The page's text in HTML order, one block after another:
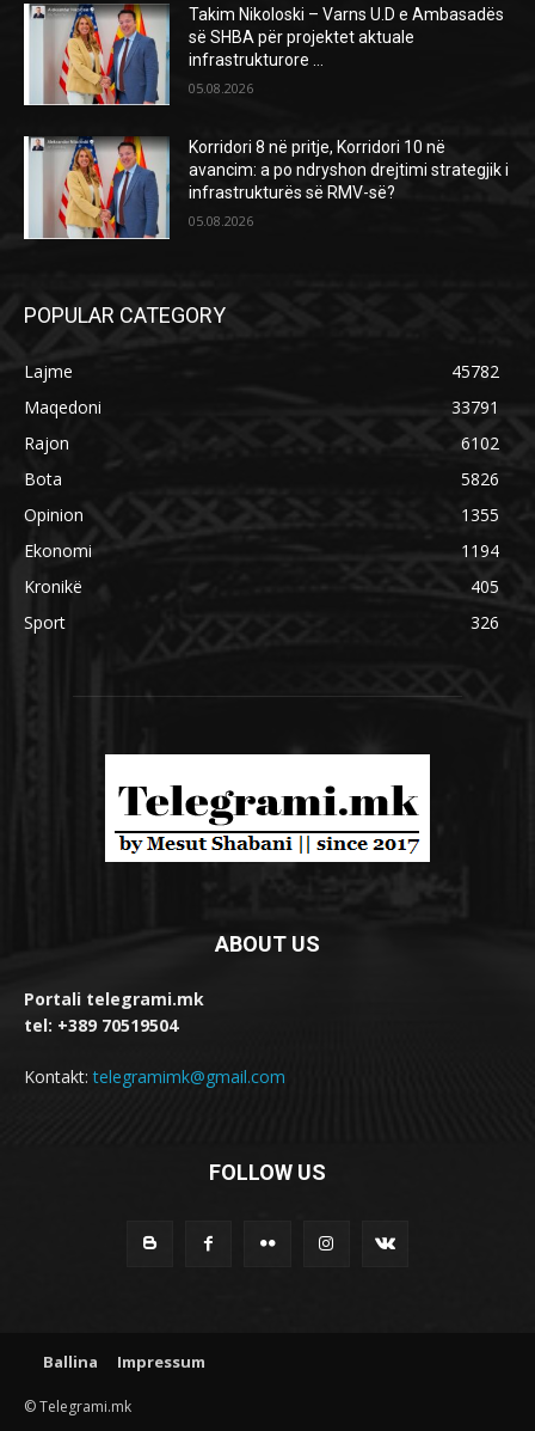
Takim Nikoloski – Varns U.D e Ambasadës
së SHBA për projektet aktuale
infrastrukturore …
05.08.2026
Korridori 8 në pritje, Korridori 10 në
avancim: a po ndryshon drejtimi strategjik i
infrastrukturës së RMV-së?
05.08.2026
POPULAR CATEGORY
Lajme
45782
Maqedoni
33791
Rajon
6102
Bota
5826
Opinion
1355
Ekonomi
1194
Kronikë
405
Sport
326
ABOUT US
Portali telegrami.mk
tel: +389 70519504
Kontakt:telegramimk@gmail.com
FOLLOW US
Ballina Impressum
© Telegrami.mk